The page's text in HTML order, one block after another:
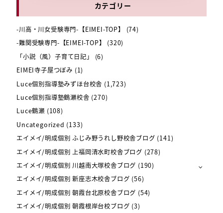
カテゴリー
-川高・川女受験専門-【EIMEI-TOP】
(74)
-難関受験専門-【EIMEI-TOP】
(320)
「小説（風）子育て日記」
(6)
EIMEI寺子屋つぼみ (1)
Luce個別指導塾みずほ台校舎 (1,723)
Luce個別指導塾鶴瀬校舎 (270)
Luce鶴瀬 (108)
Uncategorized (133)
エイメイ/明成個別 ふじみ野うれし野校舎ブログ (141)
エイメイ/明成個別 上福岡清水町校舎ブログ (278)
エイメイ/明成個別 川越南大塚校舎ブログ (190)
エイメイ/明成個別 新座志木校舎ブログ (56)
エイメイ/明成個別 朝霞台北原校舎ブログ (54)
エイメイ/明成個別 朝霞根岸台校ブログ (3)